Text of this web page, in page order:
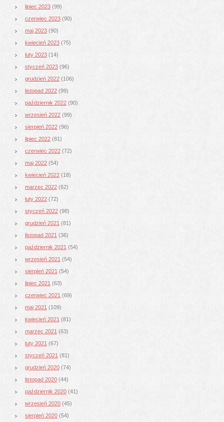
lipiec 2023 (99)
czerwiec 2023 (90)
maj 2023 (90)
kwiecień 2023 (75)
luty 2023 (14)
styczeń 2023 (96)
grudzień 2022 (106)
listopad 2022 (99)
październik 2022 (90)
wrzesień 2022 (99)
sierpień 2022 (96)
lipiec 2022 (81)
czerwiec 2022 (72)
maj 2022 (54)
kwiecień 2022 (18)
marzec 2022 (62)
luty 2022 (72)
styczeń 2022 (98)
grudzień 2021 (81)
listopad 2021 (36)
październik 2021 (54)
wrzesień 2021 (54)
sierpień 2021 (54)
lipiec 2021 (63)
czerwiec 2021 (69)
maj 2021 (109)
kwiecień 2021 (81)
marzec 2021 (63)
luty 2021 (67)
styczeń 2021 (81)
grudzień 2020 (74)
listopad 2020 (44)
październik 2020 (41)
wrzesień 2020 (45)
sierpień 2020 (54)